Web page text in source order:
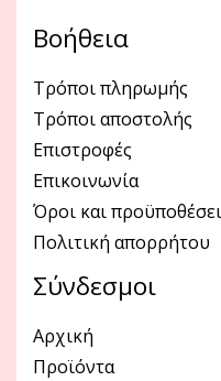
Βοήθεια
Τρόποι πληρωμής
Τρόποι αποστολής
Επιστροφές
Επικοινωνία
Όροι και
Πολιτική απορρήτου
Σύνδεσμοι
Αρχική
Προϊόντα